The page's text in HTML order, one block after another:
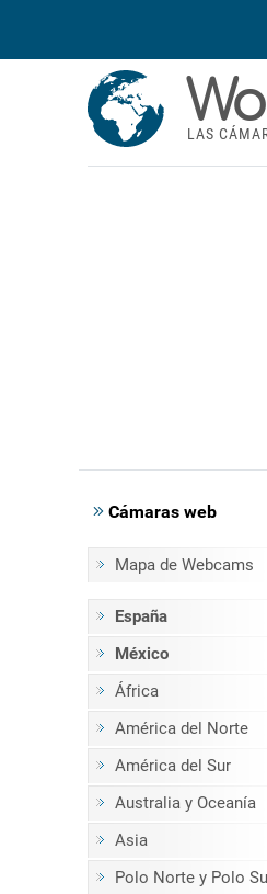
LAS
Cámaras web
Mapa de Webcams
España
México
África
América del Norte
América del Sur
Australia y Oceanía
Asia
Polo Norte y Polo